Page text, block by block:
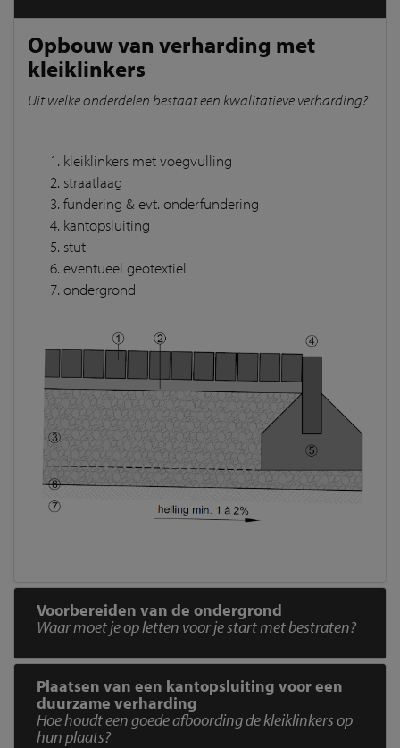
Opbouw van verharding met
kleiklinkers
Uit welke onderdelen bestaat een kwalitatieve verharding?
kleiklinkers met voegvulling
straatlaag
fundering & evt. onderfundering
kantopsluiting
stut
eventueel geotextiel
ondergrond
Voorbereiden van de ondergrond
Waar moet je op letten voor je start met bestraten?
Plaatsen van een kantopsluiting voor een
duurzame verharding
Hoe houdt een goede afboording de kleiklinkers op
hun plaats?